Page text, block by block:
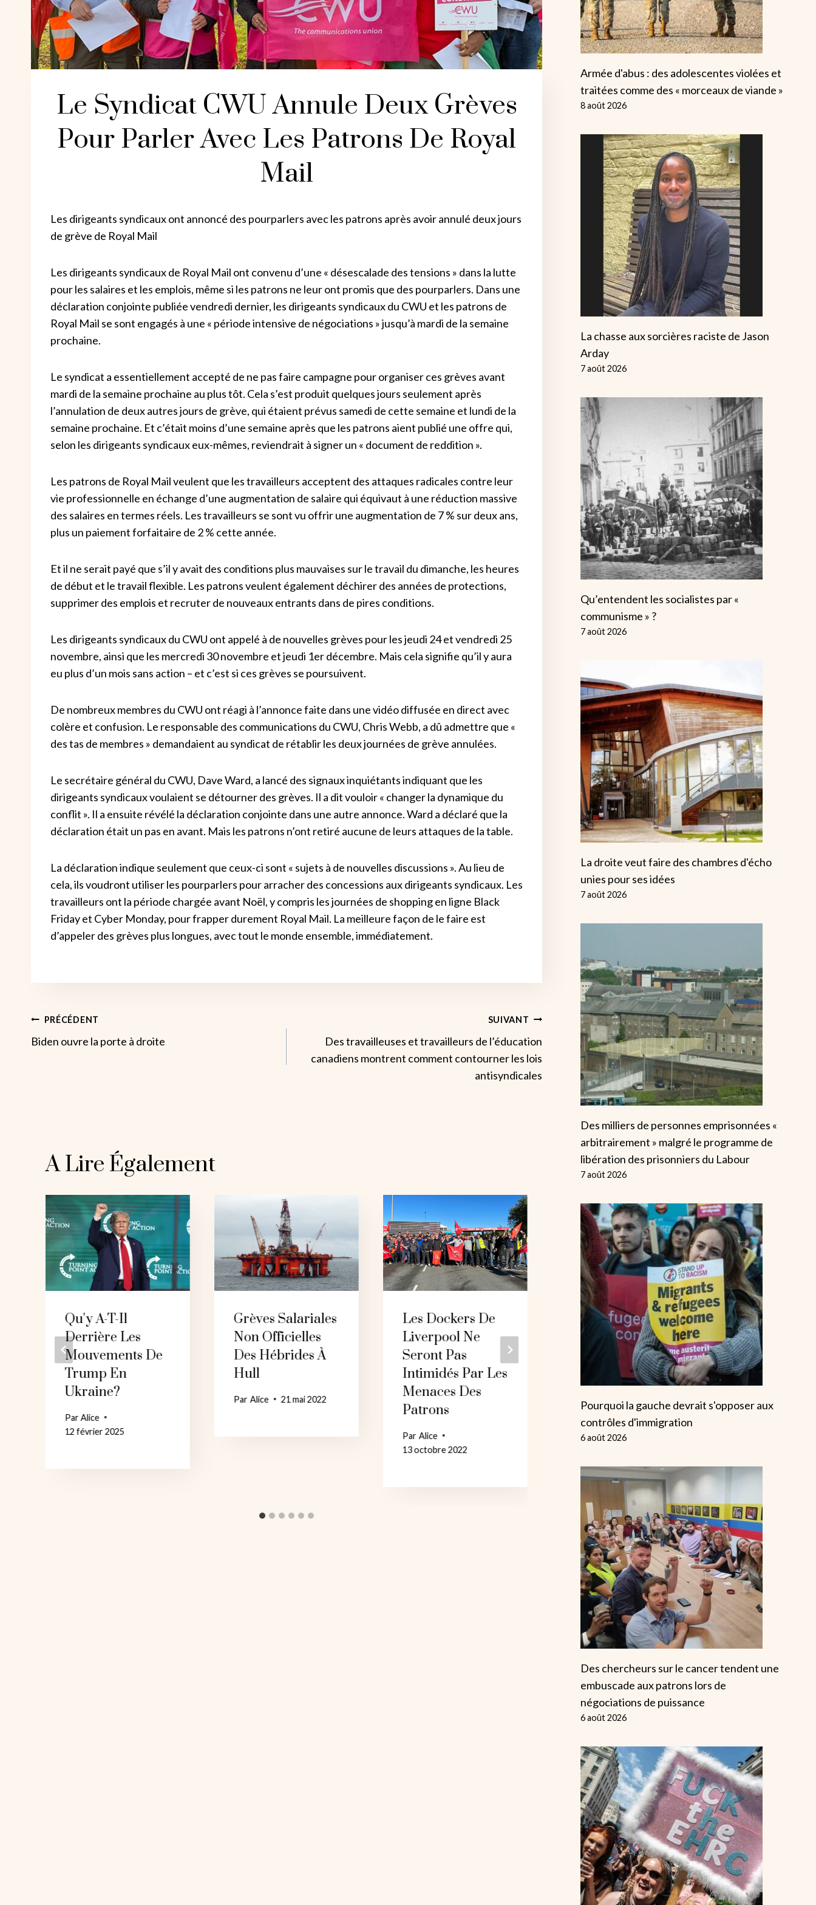
Le Syndicat CWU Annule Deux Grèves
Pour Parler Avec Les Patrons De Royal
Mail
Les dirigeants syndicaux ont annoncé des pourparlers avec les patrons après avoir annulé deux jours
de grève de Royal Mail
Les dirigeants syndicaux de Royal Mail ont convenu d’une « désescalade des tensions » dans la lutte
pour les salaires et les emplois, même si les patrons ne leur ont promis que des pourparlers. Dans une
déclaration conjointe publiée vendredi dernier, les dirigeants syndicaux du CWU et les patrons de
Royal Mail se sont engagés à une « période intensive de négociations » jusqu’à mardi de la semaine
prochaine.
Le syndicat a essentiellement accepté de ne pas faire campagne pour organiser ces grèves avant
mardi de la semaine prochaine au plus tôt. Cela s’est produit quelques jours seulement après
l’annulation de deux autres jours de grève, qui étaient prévus samedi de cette semaine et lundi de la
semaine prochaine. Et c’était moins d’une semaine après que les patrons aient publié une offre qui,
selon les dirigeants syndicaux eux-mêmes, reviendrait à signer un « document de reddition ».
Les patrons de Royal Mail veulent que les travailleurs acceptent des attaques radicales contre leur
vie professionnelle en échange d’une augmentation de salaire qui équivaut à une réduction massive
des salaires en termes réels. Les travailleurs se sont vu offrir une augmentation de 7 % sur deux ans,
plus un paiement forfaitaire de 2 % cette année.
Et il ne serait payé que s’il y avait des conditions plus mauvaises sur le travail du dimanche, les heures
de début et le travail flexible. Les patrons veulent également déchirer des années de protections,
supprimer des emplois et recruter de nouveaux entrants dans de pires conditions.
Les dirigeants syndicaux du CWU ont appelé à de nouvelles grèves pour les jeudi 24 et vendredi 25
novembre, ainsi que les mercredi 30 novembre et jeudi 1er décembre. Mais cela signifie qu’il y aura
eu plus d’un mois sans action – et c’est si ces grèves se poursuivent.
De nombreux membres du CWU ont réagi à l’annonce faite dans une vidéo diffusée en direct avec
colère et confusion. Le responsable des communications du CWU, Chris Webb, a dû admettre que «
des tas de membres » demandaient au syndicat de rétablir les deux journées de grève annulées.
Le secrétaire général du CWU, Dave Ward, a lancé des signaux inquiétants indiquant que les
dirigeants syndicaux voulaient se détourner des grèves. Il a dit vouloir « changer la dynamique du
conflit ». Il a ensuite révélé la déclaration conjointe dans une autre annonce. Ward a déclaré que la
déclaration était un pas en avant. Mais les patrons n’ont retiré aucune de leurs attaques de la table.
La déclaration indique seulement que ceux-ci sont « sujets à de nouvelles discussions ». Au lieu de
cela, ils voudront utiliser les pourparlers pour arracher des concessions aux dirigeants syndicaux. Les
travailleurs ont la période chargée avant Noël, y compris les journées de shopping en ligne Black
Friday et Cyber ​​​​Monday, pour frapper durement Royal Mail. La meilleure façon de le faire est
d’appeler des grèves plus longues, avec tout le monde ensemble, immédiatement.
Navigation
PRÉCÉDENT
Biden ouvre la porte à droite
SUIVANT
Des travailleuses et travailleurs de l’éducation
canadiens montrent comment contourner les lois
antisyndicales
A Lire Également
Qu'y A-T-Il
Derrière Les
Mouvements De
Trump En
Ukraine?
ParAlice
12 février 2025
Grèves Salariales
Non Officielles
Des Hébrides À
Hull
ParAlice 21 mai 2022
Les Dockers De
Liverpool Ne
Seront Pas
Intimidés Par Les
Menaces Des
Patrons
ParAlice
13 octobre 2022
Comment Le
Parti D’extrême
Droite PVV De
Wilders A-T-Il
Élections
Néerlandaises ?
26 novembre 2023
Le Cricket
Attrapé Par
Racisme
ParAlice
Armée d'abus : des adolescentes violées et
traitées comme des « morceaux de viande »
8 août 2026
La chasse aux sorcières raciste de Jason
Arday
7 août 2026
Qu’entendent les socialistes par «
communisme » ?
7 août 2026
La droite veut faire des chambres d'écho
unies pour ses idées
7 août 2026
Des milliers de personnes emprisonnées «
arbitrairement » malgré le programme de
libération des prisonniers du Labour
7 août 2026
Pourquoi la gauche devrait s'opposer aux
contrôles d'immigration
6 août 2026
Des chercheurs sur le cancer tendent une
embuscade aux patrons lors de
négociations de puissance
6 août 2026